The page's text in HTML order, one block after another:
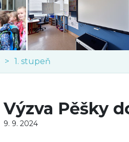
1. stupeň
Výzva Pěšky
9. 9. 2024